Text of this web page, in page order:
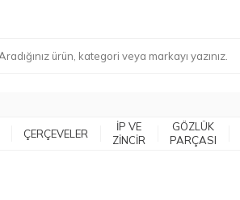
ÇERÇEVELER
İP VE
ZİNCİR
GÖZLÜK
PARÇASI